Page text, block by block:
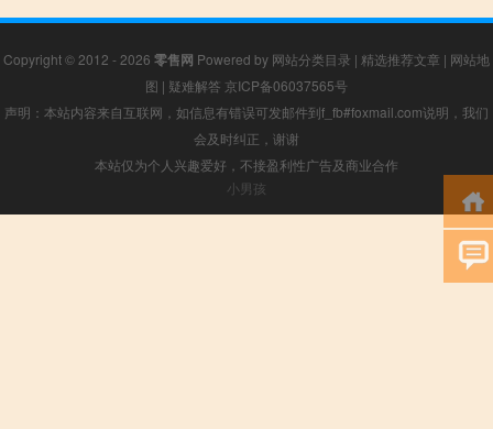
Copyright © 2012 - 2026 零售网 Powered by 网站分类目录 | 精选推荐文章 | 网站地
图 | 疑难解答 京ICP备06037565号
声明：本站内容来自互联网，如信息有错误可发邮件到f_fb#foxmail.com说明，我们
会及时纠正，谢谢
本站仅为个人兴趣爱好，不接盈利性广告及商业合作
小男孩